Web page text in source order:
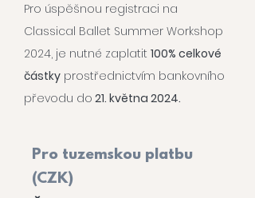
Pro úspěšnou registraci na
Classical Ballet Summer Workshop
2024, je nutné zaplatit 100% celkové
částky prostřednictvím bankovního
převodu do 21. května 2024.
Pro tuzemskou platbu
(CZK)